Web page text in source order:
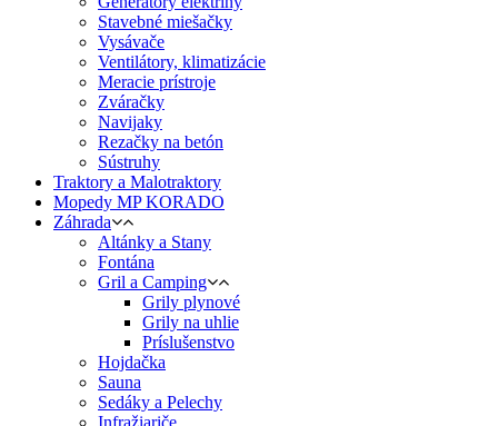
Stavebné miešačky
Vysávače
Ventilátory, klimatizácie
Meracie prístroje
Zváračky
Navijaky
Rezačky na betón
Sústruhy
Traktory a Malotraktory
Mopedy MP KORADO
Záhrada
Altánky a Stany
Fontána
Gril a Camping
Grily plynové
Grily na uhlie
Príslušenstvo
Hojdačka
Sauna
Sedáky a Pelechy